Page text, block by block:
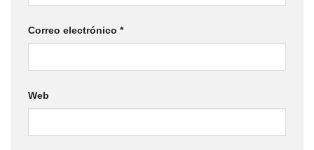
Correo electrónico *
Web